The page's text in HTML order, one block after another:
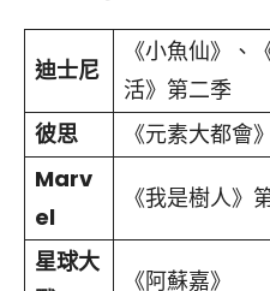
迪士尼
《小魚仙》、
活》第二季
彼思
《元素大都會》
Marv
el
《我是樹人》
星球大
《阿蘇嘉》